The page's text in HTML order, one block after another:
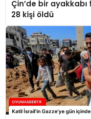
Çin’de bir
28 kişi öldü